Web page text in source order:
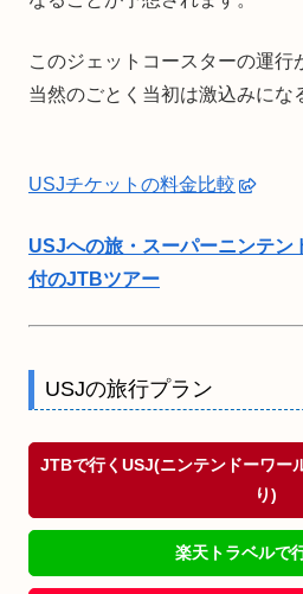
このジェットコースターの運行
当然のごとく当初は激込みにな
USJチケットの料金比較
USJへの旅・スーパーニンテン
付のJTBツアー
USJの旅行プラン
JTBで行くUSJ(ニンテンドーワー
り)
楽天トラベルで